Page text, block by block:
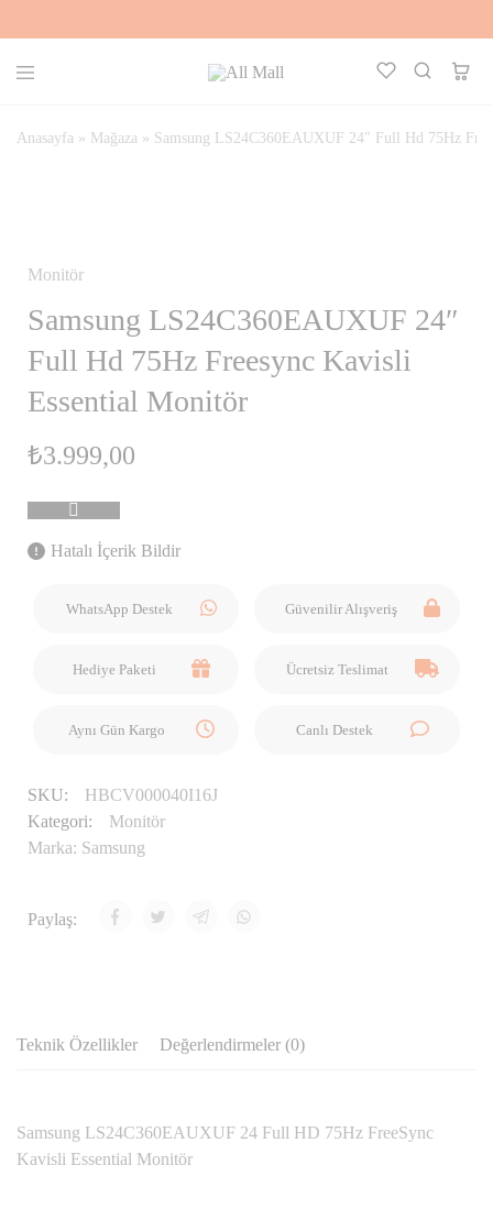
Al
Anasayfa » Mağaza » Samsung LS24C360EAUXUF 24″ Full Hd 75Hz
Monitör
Samsung LS24C360EAUXUF 24″
Full Hd 75Hz Freesync Kavisli
Essential Monitör
₺3.999,00
Hatalı İçerik Bildir
WhatsApp Destek Güvenilir Alışveriş
Hediye Paketi Ücretsiz Teslimat
Aynı Gün Kargo Canlı Destek
SKU:
HBCV000040I16J
Kategori:
Monitör
Marka: Samsung
Paylaş:
Teknik Özellikler Değerlendirmeler (0)
Samsung LS24C360EAUXUF 24 Full HD 75Hz FreeSync
Kavisli Essential Monitör